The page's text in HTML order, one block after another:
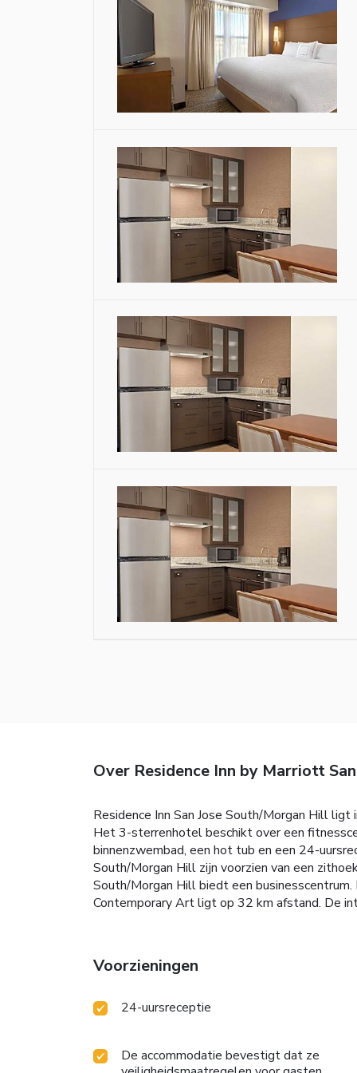
Over Residence Inn by Marriott
Residence Inn San Jose South/Morgan Hill
Het 3-sterrenhotel beschikt over een
binnenzwembad, een hot tub en een 24-
South/Morgan Hill zijn voorzien van een
South/Morgan Hill biedt een
Contemporary Art ligt op 32 km afstand. De
Voorzieningen
24-uursreceptie
De accommodatie bevestigt dat ze